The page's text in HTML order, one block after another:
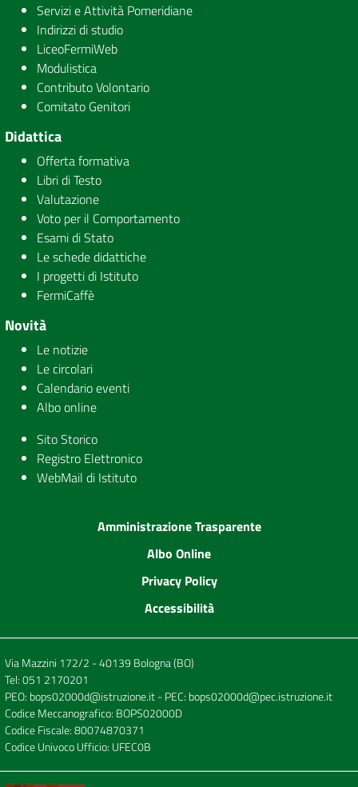
Servizi e Attività Pomeridiane
Indirizzi di studio
LiceoFermiWeb
Modulistica
Contributo Volontario
Comitato Genitori
Didattica
Offerta formativa
Libri di Testo
Valutazione
Voto per il Comportamento
Esami di Stato
Le schede didattiche
I progetti di Istituto
FermiCaffè
Novità
Le notizie
Le circolari
Calendario eventi
Albo online
Sito Storico
Registro Elettronico
WebMail di Istituto
Amministrazione Trasparente
Albo Online
Privacy Policy
Accessibilità
Via Mazzini 172/2 - 40139 Bologna (BO)
Tel:051 2170201
PEO: bops02000d@istruzione.it- PEC: bops02000d@pec.istruzione.it
Codice Meccanografico: BOPS02000D
Codice Fiscale: 80074870371
Codice Univoco Ufficio: UFEC0B